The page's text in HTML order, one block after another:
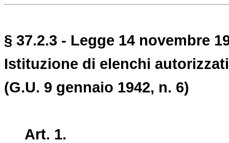
§ 37.2.3 - Legge 14 novembre
Istituzione di elenchi
(G.U. 9 gennaio 1942, n. 6)
Art. 1.